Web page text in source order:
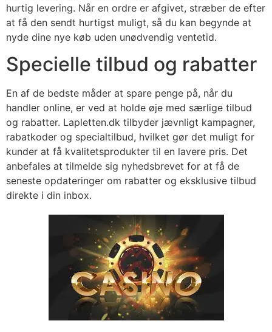
hurtig levering. Når en ordre er afgivet, stræber de efter
at få den sendt hurtigst muligt, så du kan begynde at
nyde dine nye køb uden unødvendig ventetid.
Specielle tilbud og rabatter
En af de bedste måder at spare penge på, når du
handler online, er ved at holde øje med særlige tilbud
og rabatter. Lapletten.dk tilbyder jævnligt kampagner,
rabatkoder og specialtilbud, hvilket gør det muligt for
kunder at få kvalitetsprodukter til en lavere pris. Det
anbefales at tilmelde sig nyhedsbrevet for at få de
seneste opdateringer om rabatter og eksklusive tilbud
direkte i din inbox.